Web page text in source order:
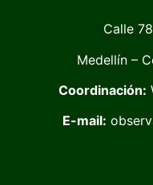
Calle
Medellín –
Coordinación:
E-mail: